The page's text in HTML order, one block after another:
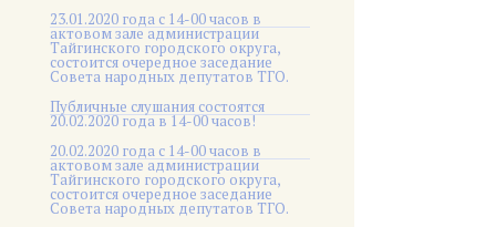
23.01.2020 года с 14-00 часов в
актовом зале администрации
Тайгинского городского округа,
состоится очередное заседание
Совета народных депутатов ТГО.
Публичные слушания состоятся
20.02.2020 года в 14-00 часов!
20.02.2020 года с 14-00 часов в
актовом зале администрации
Тайгинского городского округа,
состоится очередное заседание
Совета народных депутатов ТГО.